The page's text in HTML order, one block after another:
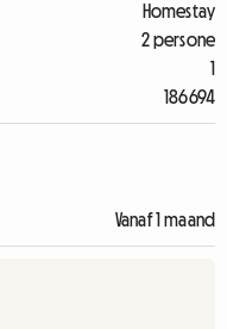
Homestay
2 persone
1
186694
Vanaf 1 maand